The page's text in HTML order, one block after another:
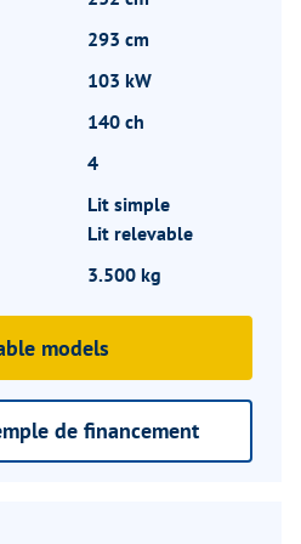
293 cm
103 kW
140 ch
4
Lit simple
Lit relevable
3.500 kg
models
de financement